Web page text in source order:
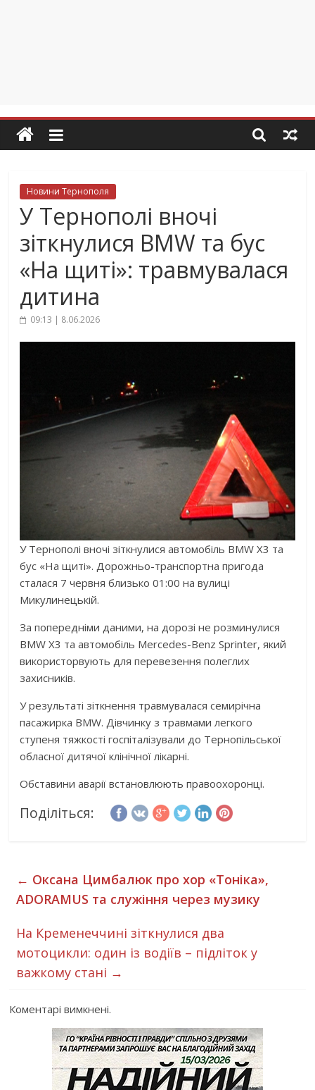
Новини Тернополя
У Тернополі вночі
зіткнулися BMW та бус
«На щиті»: травмувалася
дитина
09:13 | 8.06.2026
У Тернополі вночі зіткнулися автомобіль BMW X3 та
бус «На щиті». Дорожньо-транспортна пригода
сталася 7 червня близько 01:00 на вулиці
Микулинецькій.
За попередніми даними, на дорозі не розминулися
BMW X3 та автомобіль Mercedes-Benz Sprinter, який
використорвують для перевезення полеглих
захисників.
У результаті зіткнення травмувалася семирічна
пасажирка BMW. Дівчинку з травмами легкого
ступеня тяжкості госпіталізували до Тернопільської
обласної дитячої клінічної лікарні.
Обставини аварії встановлюють правоохоронці.
Поділіться:
← Оксана Цимбалюк про хор «Тоніка»,
ADORAMUS та служіння через музику
На Кременеччині зіткнулися два
мотоцикли: один із водіїв – підліток у
важкому стані →
Коментарі вимкнені.